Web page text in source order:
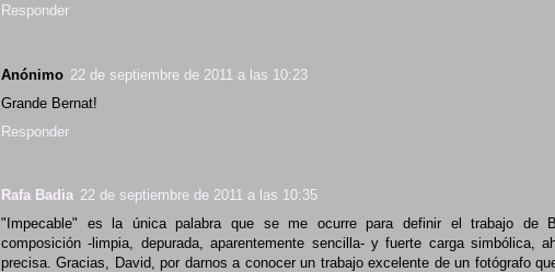
Responder
Anónimo 22 de septiembre de 2011 a las 10:23
Grande Bernat!
Responder
Rafa Badia 22 de septiembre de 2011 a las 10:35
"Impecable" es la única palabra que se me ocurre para definir el trabajo de
composición -limpia, depurada, aparentemente sencilla- y fuerte carga simbólica,
precisa. Gracias, David, por darnos a conocer un trabajo excelente de un fotógrafo